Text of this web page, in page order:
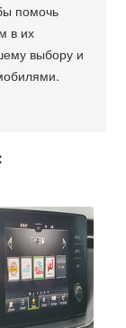
помочь
в их
выбору и